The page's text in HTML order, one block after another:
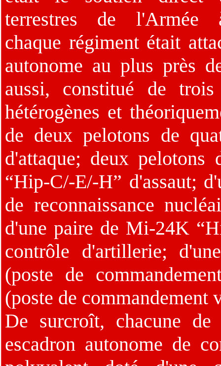
terrestres de l'Armée
chaque régiment était
autonome au plus près
aussi, constitué de
hétérogènes et
de deux pelotons de
d'attaque; deux
“Hip-C/-E/-H” d'assaut;
de reconnaissance
d'une paire de Mi-24K
contrôle d'artillerie;
(poste de
(poste de commandement
De surcroît, chacune de
escadron autonome de